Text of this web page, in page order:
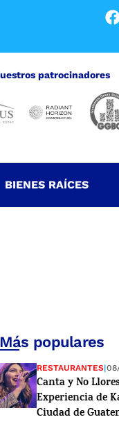
patrocinadores
BIENES RAÍCES
Más populares
RESTAURANTES|
Canta y No
Experiencia de
Ciudad de